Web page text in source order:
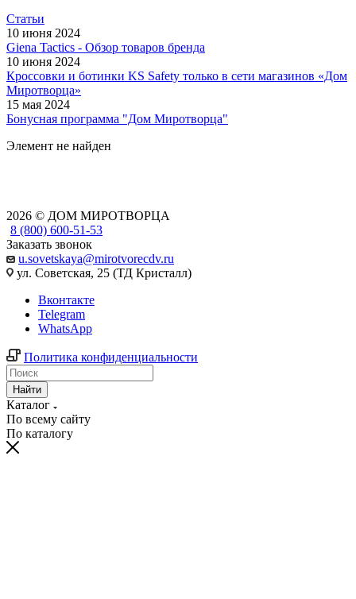
Статьи
10 июня 2024
Giena Tactics - Обзор товаров бренда
10 июня 2024
Кроссовки и ботинки KS Safety только в сети магазинов «Дом
Миротворца»
15 мая 2024
Бонусная программа "Дом Миротворца"
Элемент не найден
2026 © ДОМ МИРОТВОРЦА
8 (800) 600-51-53
Заказать звонок
u.sovetskaya@mirotvorecdv.ru
ул. Советская, 25 (ТД Кристалл)
Вконтакте
Telegram
WhatsApp
Политика конфиденциальности
Найти
Каталог
По всему сайту
По каталогу